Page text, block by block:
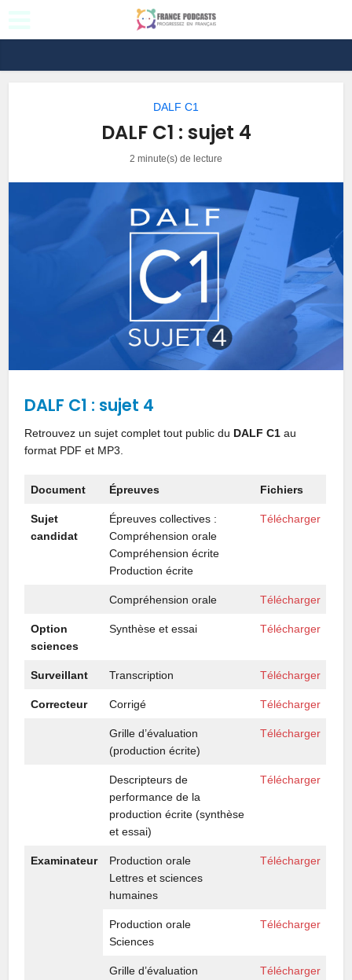
DALF C1
DALF C1 : sujet 4
2 minute(s) de lecture
DALF C1 : sujet 4
Retrouvez un sujet complet tout public du DALF C1 au
format PDF et MP3.
Document Épreuves Fichiers
Sujet
candidat
Épreuves collectives :
Compréhension orale
Compréhension écrite
Production écrite
Télécharger
Compréhension orale Télécharger
Option
sciences
Synthèse et essai Télécharger
Surveillant Transcription Télécharger
Correcteur Corrigé Télécharger
Grille d’évaluation
(production écrite)
Télécharger
Descripteurs de
performance de la
production écrite (synthèse
et essai)
Télécharger
Examinateur
Production orale
Lettres et sciences
humaines
Télécharger
Production orale
Sciences
Télécharger
Grille d’évaluation
Télécharger